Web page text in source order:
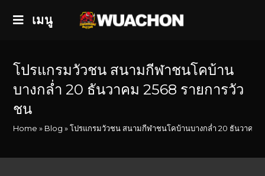
เมนู
โปรแกรมวัวชน สนามกีฬาชนโคบ้าน
บางกล่ำ 20 ธันวาคม 2568 รายการวัว
ชน
Home » Blog »โปรแกรมวัวชน สนามกีฬาชนโคบ้านบางกล่ำ 20 ธันวาคม